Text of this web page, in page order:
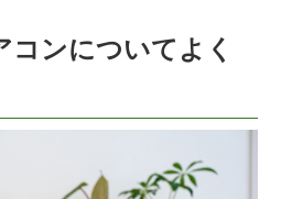
コンについてよく